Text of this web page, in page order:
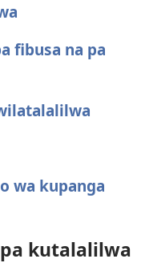
fibusa na pa
wa kupanga
kutalalilwa